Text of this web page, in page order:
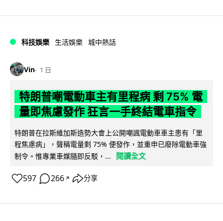
科技娛樂 生活娛樂 城中熱話
Vin 1 日
特朗普嘲電動車主有里程病 剩 75% 電
量即焦慮發作 狂言一手終結電車指令
特朗普在拉斯維加斯造勢大會上公開嘲諷電動車車主患有「里
程焦慮病」，聲稱電量剩 75% 便發作，並重申已廢除電動車強
制令。惟專業車媒隨即反駁，...
閱讀全文
597 266 ↗ 分享